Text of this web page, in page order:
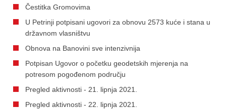
Čestitka Gromovima
U Petrinji potpisani ugovori za obnovu 2573 kuće i stana u
državnom vlasništvu
Obnova na Banovini sve intenzivnija
Potpisan Ugovor o početku geodetskih mjerenja na
potresom pogođenom području
Pregled aktivnosti - 21. lipnja 2021.
Pregled aktivnosti - 22. lipnja 2021.